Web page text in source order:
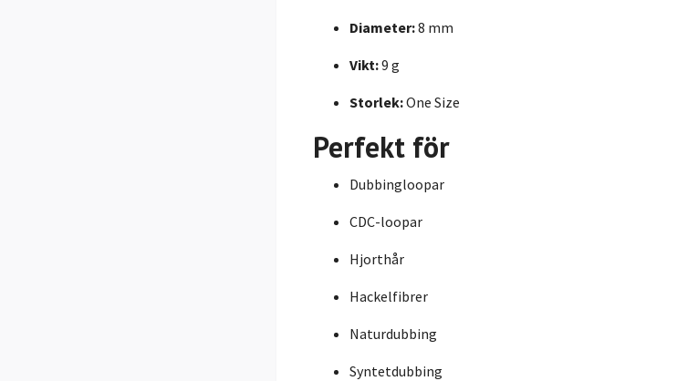
Diameter:8 mm
Vikt:9 g
Storlek:One Size
Perfekt för
Dubbingloopar
CDC-loopar
Hjorthår
Hackelfibrer
Naturdubbing
Syntetdubbing